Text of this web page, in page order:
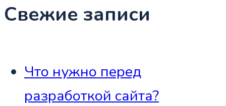
Свежие записи
Что нужно перед
разработкой сайта?